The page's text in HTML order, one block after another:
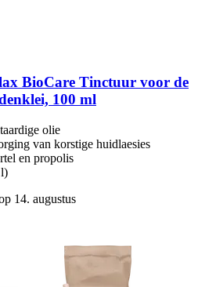
BioCare Tinctuur voor de
100 ml
olie
van korstige huidlaesies
en propolis
14. augustus